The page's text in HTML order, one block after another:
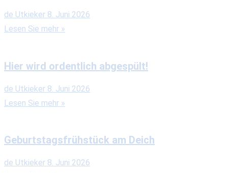
de Utkieker 8. Juni 2026
Lesen Sie mehr »
Hier wird ordentlich abgespült!
de Utkieker 8. Juni 2026
Lesen Sie mehr »
Geburtstagsfrühstück am Deich
de Utkieker 8. Juni 2026